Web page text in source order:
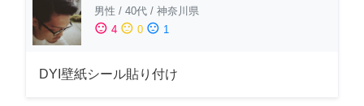
男性 / 40代 / 神奈川県
sentiment_satisfied 4 sentiment_neutral 0 sentiment_dissatisfied 1
DYI壁紙シール貼り付け